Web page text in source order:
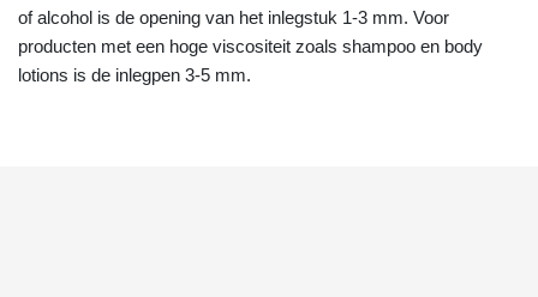
of alcohol is de opening van het inlegstuk 1-3 mm. Voor
producten met een hoge viscositeit zoals shampoo en body
lotions is de inlegpen 3-5 mm.